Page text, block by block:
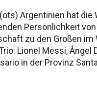
Argentinien hat
Persönlichkeit
zu den Großen im
Lionel Messi, Ángel
in der Provinz
auf dem er seine